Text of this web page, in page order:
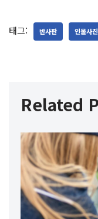
태그: 반사판 인물사진
Related